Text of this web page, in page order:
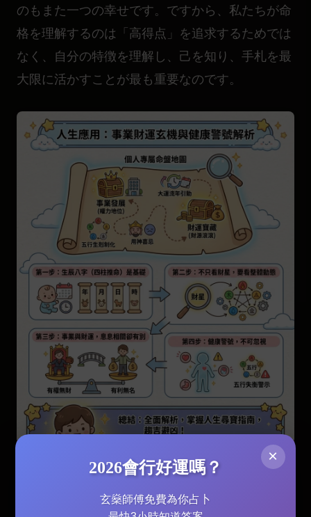
のもまた一つの幸せです。ですから、私たちが命
格を理解するのは「高得点」を追求するためでは
なく、自分の特徴を理解し、己を知り、手札を最
大限に活かすことが最も重要なのです。
吉に趨り凶を避ける：先天不足の補救方法と2026
×
2026會行好運嗎？
玄燊師傅免費為你占卜